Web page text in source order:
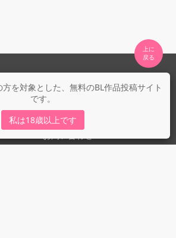
を対象とした、無料のBL作品投稿サイト
です。
私は18歳以上です
上に
fujossy運営ブログ